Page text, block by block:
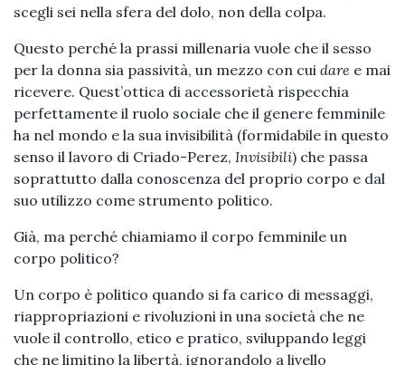
scegli sei nella sfera del dolo, non della colpa.
Questo perché la prassi millenaria vuole che il sesso
per la donna sia passività, un mezzo con cui dare e mai
ricevere. Quest’ottica di accessorietà rispecchia
perfettamente il ruolo sociale che il genere femminile
ha nel mondo e la sua invisibilità (formidabile in questo
senso il lavoro di Criado-Perez, Invisibili) che passa
soprattutto dalla conoscenza del proprio corpo e dal
suo utilizzo come strumento politico.
Già, ma perché chiamiamo il corpo femminile un
corpo politico?
Un corpo è politico quando si fa carico di messaggi,
riappropriazioni e rivoluzioni in una società che ne
vuole il controllo, etico e pratico, sviluppando leggi
che ne limitino la libertà, ignorandolo a livello